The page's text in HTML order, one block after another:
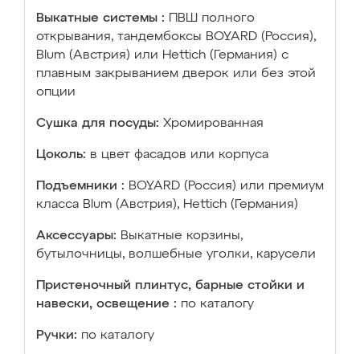
Выкатные системы :
ПВШ полного
открывания, тандембоксы BOYARD (Россия),
Blum (Австрия) или Hettich (Германия) с
плавным закрыванием дверок или без этой
опции
Сушка для посуды: Хромированная
Цоколь: в цвет фасадов или корпуса
Подъемники : BOYARD (Россия) или премиум
класса Blum (Австрия), Hettich (Германия)
Аксессуары: Выкатные корзины,
бутылочницы, волшебные уголки, карусели
Пристеночный плинтус, барные стойки и
навески, освещение : по каталогу
Ручки: по каталогу